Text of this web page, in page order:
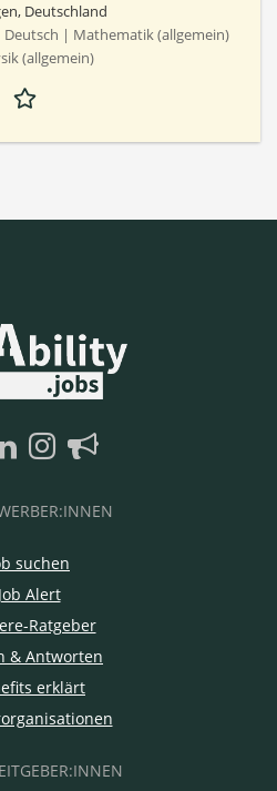
Deutschland
| Mathematik (allgemein)
(allgemein)
suchen
Job Alert
Ratgeber
& Antworten
erklärt